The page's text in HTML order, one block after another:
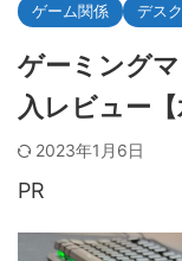
ゲーム関係 デス
ゲーミング
入レビュー【
2023年1月6日
PR